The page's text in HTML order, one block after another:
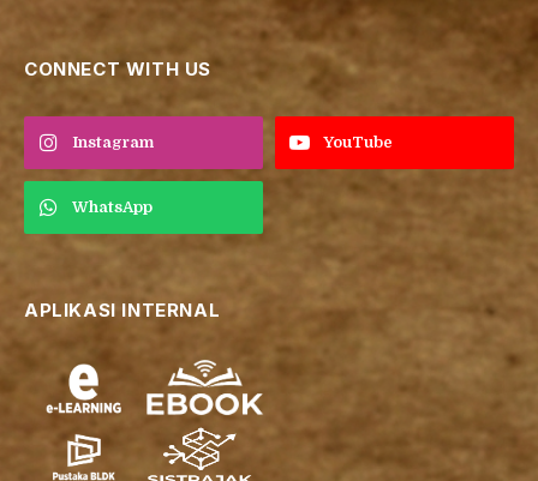
CONNECT WITH US
Instagram YouTube
WhatsApp
APLIKASI INTERNAL